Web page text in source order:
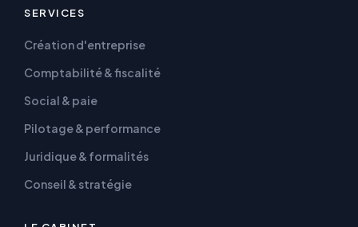
SERVICES
Création d'entreprise
Comptabilité & fiscalité
Social & paie
Pilotage & performance
Juridique & formalités
Conseil & stratégie